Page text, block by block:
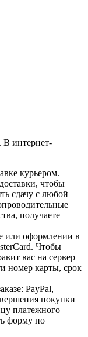
В интернет-
курьером.
чтобы
сдачу с любой
получаете
или оформлении в
Чтобы
вас на сервер
номер карты, срок
PayPal,
покупки
платежного
форму по